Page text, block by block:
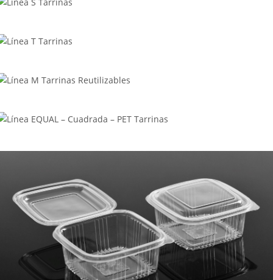
Línea Equal PREMIUM Tarrinas Reutilizables